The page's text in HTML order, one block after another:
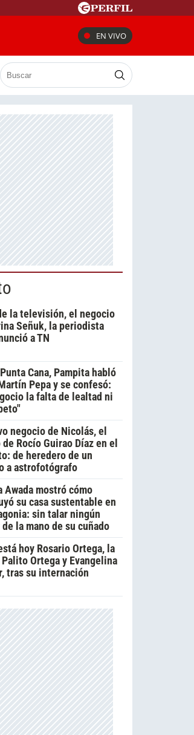
EN VIVO
la televisión, el negocio
Señuk, la periodista
a TN
Cana, Pampita habló
Pepa y se confesó:
la falta de lealtad ni
negocio de Nicolás, el
Rocío Guirao Díaz en el
de heredero de un
a astrofotógrafo
Awada mostró cómo
su casa sustentable en
sin talar ningún
la mano de su cuñado
hoy Rosario Ortega, la
Ortega y Evangelina
tras su internación